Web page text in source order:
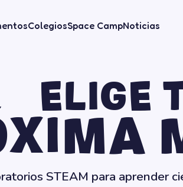
ColegiosSpace CampNoticias
ELIGE
STEAM para aprender